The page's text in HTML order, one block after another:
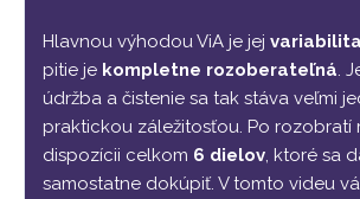
Hlavnou výhodou ViA je jej variabilita
pitie je kompletne rozoberateľná .
údržba a čistenie sa tak stáva veľmi
praktickou záležitosťou. Po rozobratí
dispozícii celkom 6 dielov , ktoré sa
samostatne dokúpiť. V tomto videu